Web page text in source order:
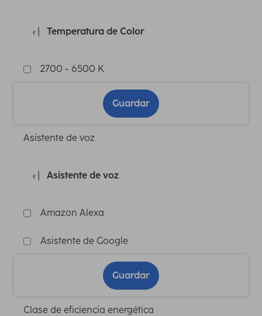
Temperatura de Color
2700 - 6500 K
Guardar
Asistente de voz
Asistente de voz
Amazon Alexa
Asistente de Google
Guardar
Clase de eficiencia energética